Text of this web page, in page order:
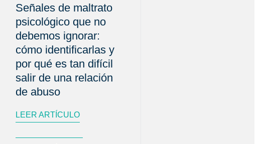
Señales de maltrato
psicológico que no
debemos ignorar:
cómo identificarlas y
por qué es tan difícil
salir de una relación
de abuso
LEER ARTÍCULO